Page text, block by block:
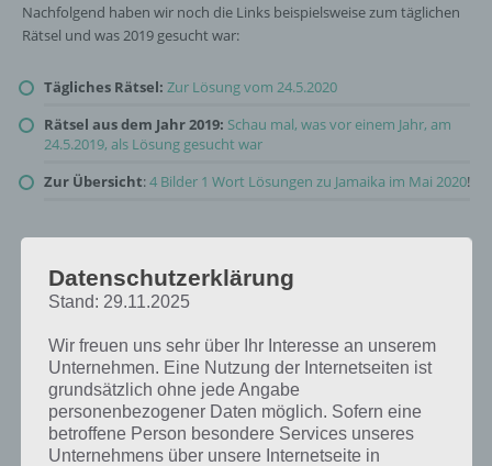
Nachfolgend haben wir noch die Links beispielsweise zum täglichen
Rätsel und was 2019 gesucht war:
Tägliches Rätsel: Zur Lösung vom 24.5.2020
Rätsel aus dem Jahr 2019: Schau mal, was vor einem Jahr, am
24.5.2019, als Lösung gesucht war
Zur Übersicht:4 Bilder 1 Wort Lösungen zu Jamaika im Mai 2020!
Datenschutzerklärung
Stand: 29.11.2025
Wir freuen uns sehr über Ihr Interesse an unserem
Unternehmen. Eine Nutzung der Internetseiten ist
grundsätzlich ohne jede Angabe
personenbezogener Daten möglich. Sofern eine
betroffene Person besondere Services unseres
Unternehmens über unsere Internetseite in